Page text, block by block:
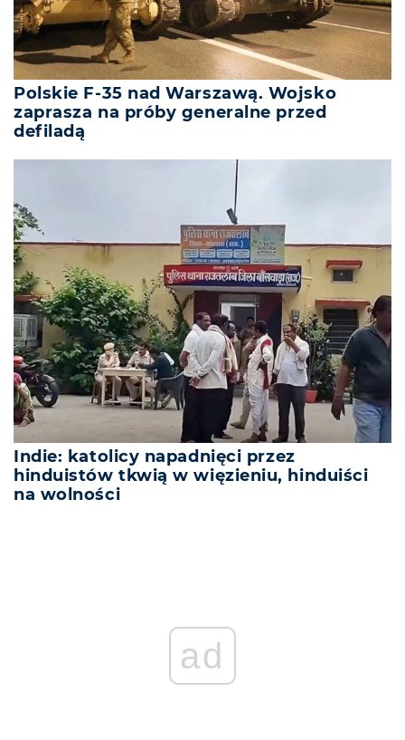
Polskie F-35 nad Warszawą. Wojsko
zaprasza na próby generalne przed
defiladą
Indie: katolicy napadnięci przez
hinduistów tkwią w więzieniu, hinduiści
na wolności